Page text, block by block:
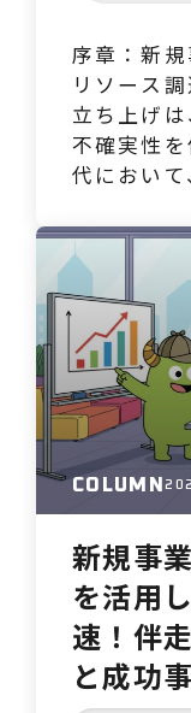
序章：新
リソース
立ち上げ
不確実性
代におい
時間とコ
せん。そこ
知見や実
リソース
で選ぶの
させる専
COLUMN
新規事
を活用
速！伴
と成功